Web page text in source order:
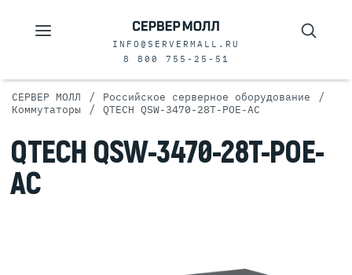
INFO@SERVERMALL.RU
8 800 755-25-51
СЕРВЕР МОЛЛ / Российское серверное оборудование /
Коммутаторы / QTECH QSW-3470-28T-POE-AC
QTECH QSW-3470-28T-POE-
AC